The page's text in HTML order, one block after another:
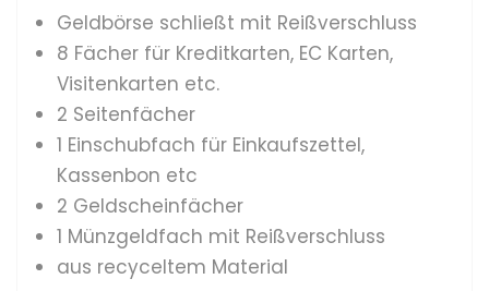
Geldbörse schließt mit Reißverschluss
8 Fächer für Kreditkarten, EC Karten,
Visitenkarten etc.
2 Seitenfächer
1 Einschubfach für Einkaufszettel,
Kassenbon etc
2 Geldscheinfächer
1 Münzgeldfach mit Reißverschluss
aus recyceltem Material